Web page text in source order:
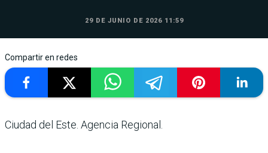
29 DE JUNIO DE 2026 11:59
Compartir en redes
Ciudad del Este. Agencia Regional.